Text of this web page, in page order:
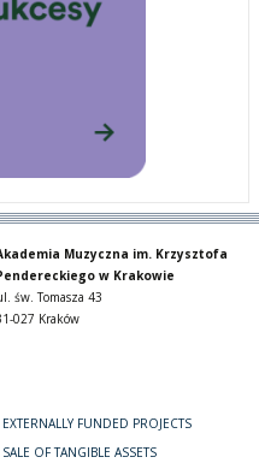
Muzyczna im. Krzysztofa
w Krakowie
św. Tomasza 43
027 Kraków
EXTERNALLY FUNDED PROJECTS
SALE OF TANGIBLE ASSETS